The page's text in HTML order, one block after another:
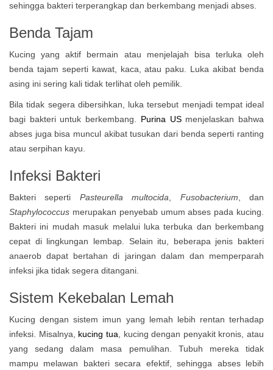
sehingga bakteri terperangkap dan berkembang menjadi abses.
Benda Tajam
Kucing yang aktif bermain atau menjelajah bisa terluka oleh
benda tajam seperti kawat, kaca, atau paku. Luka akibat benda
asing ini sering kali tidak terlihat oleh pemilik.
Bila tidak segera dibersihkan, luka tersebut menjadi tempat ideal
bagi bakteri untuk berkembang.
Purina USmenjelaskan bahwa
abses juga bisa muncul akibat tusukan dari benda seperti ranting
atau serpihan kayu.
Infeksi Bakteri
Bakteri seperti Pasteurella multocida Fusobacterium , dan
Staphylococcus merupakan penyebab umum abses pada kucing.
Bakteri ini mudah masuk melalui luka terbuka dan berkembang
cepat di lingkungan lembap. Selain itu, beberapa jenis bakteri
anaerob dapat bertahan di jaringan dalam dan memperparah
infeksi jika tidak segera ditangani.
Sistem Kekebalan Lemah
Kucing dengan sistem imun yang lemah lebih rentan terhadap
infeksi. Misalnya, kucing tua , kucing dengan penyakit kronis, atau
yang sedang dalam masa pemulihan. Tubuh mereka tidak
mampu melawan bakteri secara efektif, sehingga abses lebih